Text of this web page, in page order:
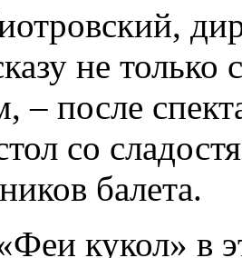
не
­– после
со
балета.
кукол» в